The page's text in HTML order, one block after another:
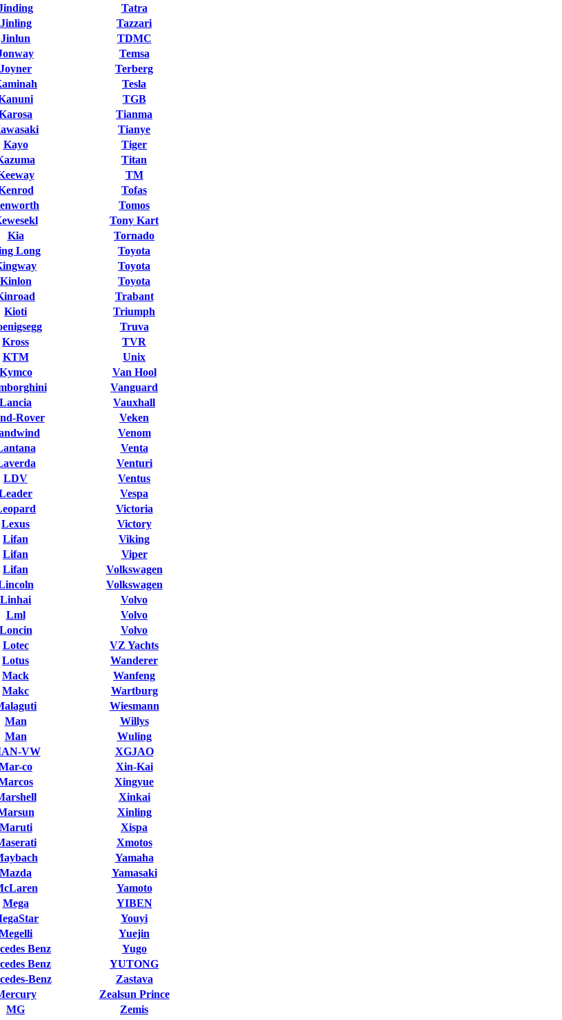
Jinling
Jinlun
Joyner
Kayo
Kia
Long
Kinlon
Kioti
Kross
KTM
Kymco
Lancia
Rover
LDV
Lexus
Lifan
Lifan
Lifan
Linhai
Lml
Loncin
Lotec
Lotus
Mack
Makc
Man
Man
VW
co
Maruti
Mazda
Mega
Benz
Benz
Benz
MG
Tatra
Tazzari
TDMC
Temsa
Terberg
Tesla
TGB
Tianma
Tianye
Tiger
Titan
TM
Tofas
Tomos
Tony Kart
Tornado
Toyota
Toyota
Toyota
Trabant
Triumph
Truva
TVR
Unix
Van Hool
Vanguard
Vauxhall
Veken
Venom
Venta
Venturi
Ventus
Vespa
Victoria
Victory
Viking
Viper
Volkswagen
Volkswagen
Volvo
Volvo
Volvo
VZ Yachts
Wanderer
Wanfeng
Wartburg
Wiesmann
Willys
Wuling
XGJAO
Xin-Kai
Xingyue
Xinkai
Xinling
Xispa
Xmotos
Yamaha
Yamasaki
Yamoto
YIBEN
Youyi
Yuejin
Yugo
YUTONG
Zastava
Zealsun Prince
Zemis